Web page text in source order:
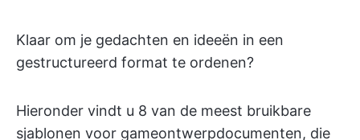
Klaar om je gedachten en ideeën in een
gestructureerd format te ordenen?
Hieronder vindt u 8 van de meest bruikbare
sjablonen voor gameontwerpdocumenten, die